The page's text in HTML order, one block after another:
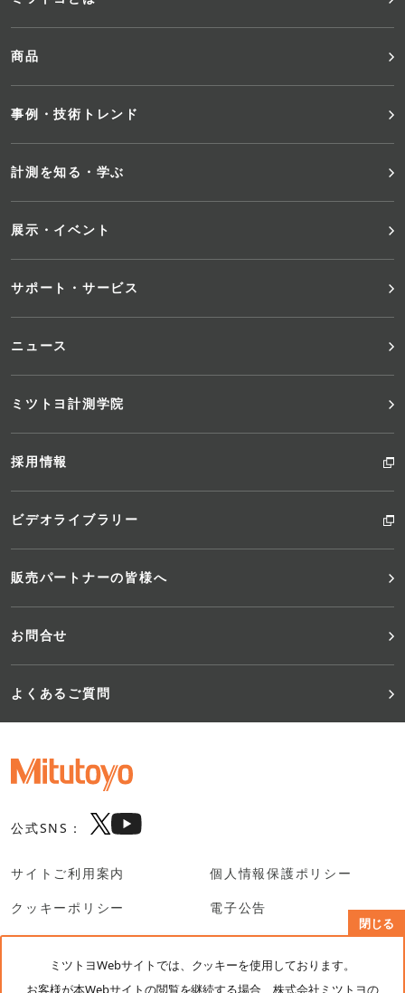
ッ
タ
ー
メ
ュ
ー
商品
事例・技術トレンド
計測を知る・学ぶ
展示・イベント
サポート・サービス
ニュース
ミツトヨ計測学院
採用情報
ビデオライブラリー
販売パートナーの皆様へ
お問合せ
よくあるご質問
公式SNS：
サイトご利用案内
個人情報保護ポリシー
クッキーポリシー
電子公告
SNS利用規約
ミツトヨWebサイトでは、クッキーを使用しております。
お客様が本Webサイトの閲覧を継続する場合、株式会社ミツトヨの
閉じる